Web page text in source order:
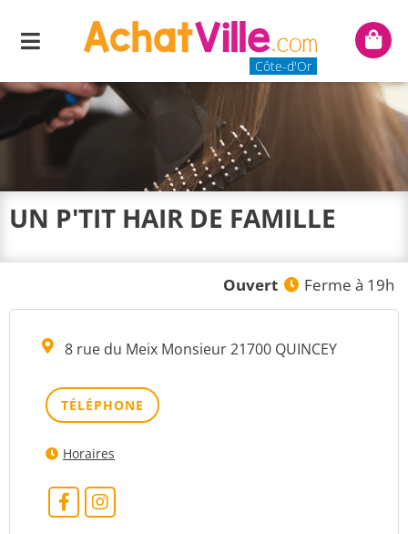
Menu
Côte-d'Or
Mon
UN P'TIT HAIR DE FAMILLE
Ouvert Ferme à 19h
8 rue du Meix Monsieur 21700 QUINCEY
TÉLÉPHONE
Horaires